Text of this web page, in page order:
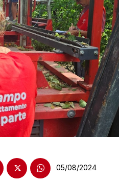
05/08/2024